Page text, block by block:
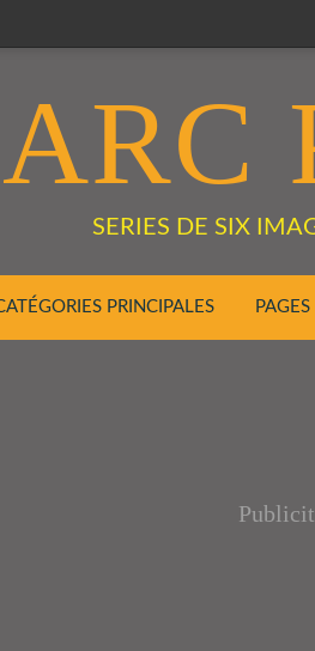
SERIES DE SIX
PRINCIPALES PAGES